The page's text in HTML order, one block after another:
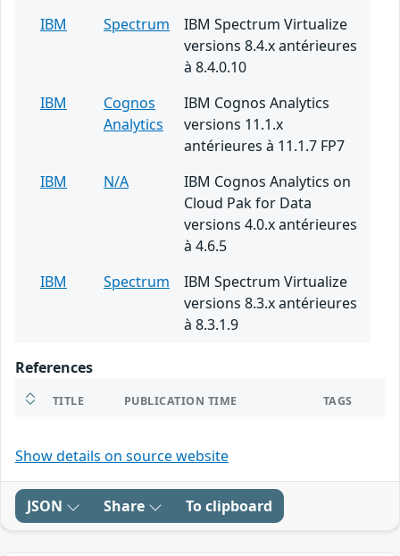
IBM
Spectrum
IBM Spectrum Virtualize
versions 8.4.x antérieures
à 8.4.0.10
IBM
Cognos
Analytics
IBM Cognos Analytics
versions 11.1.x
antérieures à 11.1.7 FP7
IBM
N/A
IBM Cognos Analytics on
Cloud Pak for Data
versions 4.0.x antérieures
à 4.6.5
IBM
Spectrum
IBM Spectrum Virtualize
versions 8.3.x antérieures
à 8.3.1.9
References
TITLE PUBLICATION TIME TAGS
Show details on source website
JSON Share To clipboard